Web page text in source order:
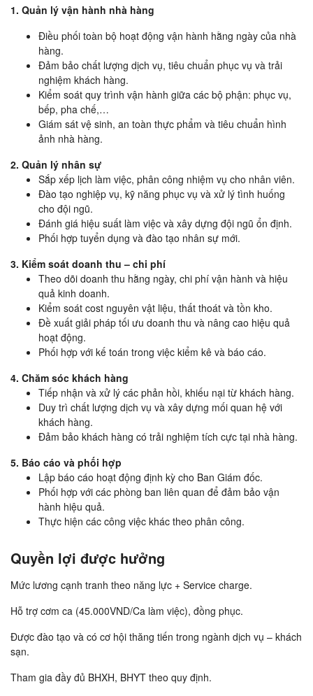
1. Quản lý vận hành nhà hàng
Điều phối toàn bộ hoạt động vận hành hằng ngày của nhà
hàng.
Đảm bảo chất lượng dịch vụ, tiêu chuẩn phục vụ và trải
nghiệm khách hàng.
Kiểm soát quy trình vận hành giữa các bộ phận: phục vụ,
bếp, pha chế,…
Giám sát vệ sinh, an toàn thực phẩm và tiêu chuẩn hình
ảnh nhà hàng.
2. Quản lý nhân sự
Sắp xếp lịch làm việc, phân công nhiệm vụ cho nhân viên.
Đào tạo nghiệp vụ, kỹ năng phục vụ và xử lý tình huống
cho đội ngũ.
Đánh giá hiệu suất làm việc và xây dựng đội ngũ ổn định.
Phối hợp tuyển dụng và đào tạo nhân sự mới.
3. Kiểm soát doanh thu – chi phí
Theo dõi doanh thu hằng ngày, chi phí vận hành và hiệu
quả kinh doanh.
Kiểm soát cost nguyên vật liệu, thất thoát và tồn kho.
Đề xuất giải pháp tối ưu doanh thu và nâng cao hiệu quả
hoạt động.
Phối hợp với kế toán trong việc kiểm kê và báo cáo.
4. Chăm sóc khách hàng
Tiếp nhận và xử lý các phản hồi, khiếu nại từ khách hàng.
Duy trì chất lượng dịch vụ và xây dựng mối quan hệ với
khách hàng.
Đảm bảo khách hàng có trải nghiệm tích cực tại nhà hàng.
5. Báo cáo và phối hợp
Lập báo cáo hoạt động định kỳ cho Ban Giám đốc.
Phối hợp với các phòng ban liên quan để đảm bảo vận
hành hiệu quả.
Thực hiện các công việc khác theo phân công.
Quyền lợi được hưởng
Mức lương cạnh tranh theo năng lực + Service charge.
Hỗ trợ cơm ca (45.000VND/Ca làm việc), đồng phục.
Được đào tạo và có cơ hội thăng tiến trong ngành dịch vụ – khách
sạn.
Tham gia đầy đủ BHXH, BHYT theo quy định.